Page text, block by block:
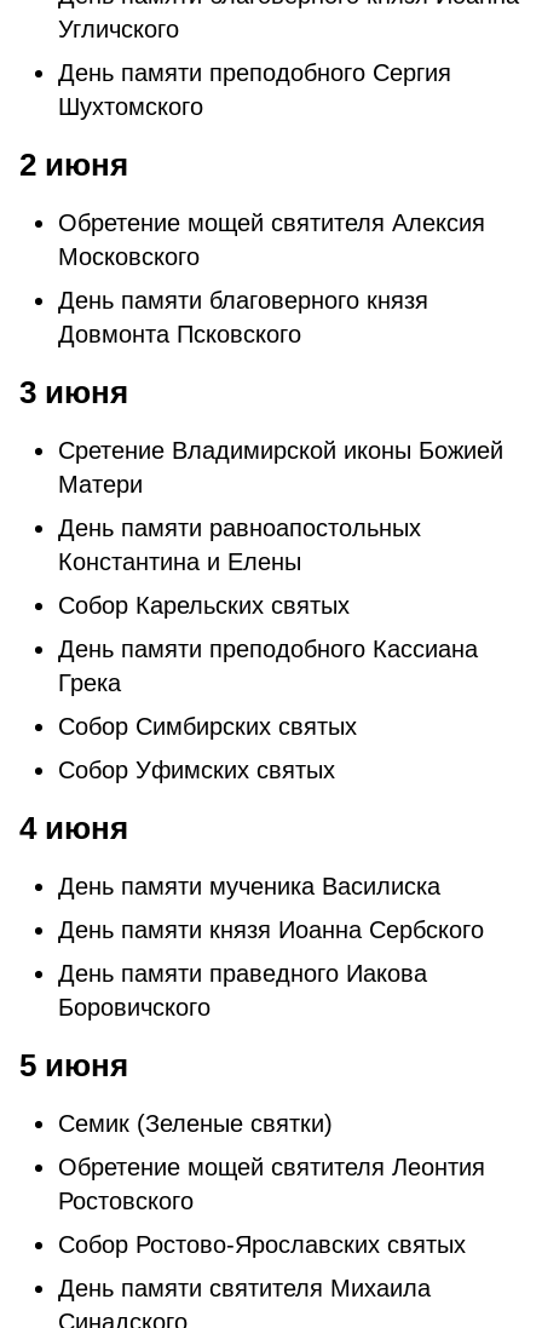
Угличского
День памяти преподобного Сергия
Шухтомского
2 июня
Обретение мощей святителя Алексия
Московского
День памяти благоверного князя
Довмонта Псковского
3 июня
Сретение Владимирской иконы Божией
Матери
День памяти равноапостольных
Константина и Елены
Собор Карельских святых
День памяти преподобного Кассиана
Грека
Собор Симбирских святых
Собор Уфимских святых
4 июня
День памяти мученика Василиска
День памяти князя Иоанна Сербского
День памяти праведного Иакова
Боровичского
5 июня
Семик (Зеленые святки)
Обретение мощей святителя Леонтия
Ростовского
Собор Ростово-Ярославских святых
День памяти святителя Михаила
Синадского